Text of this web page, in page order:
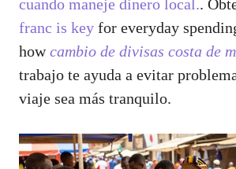
cuando maneje dinero local..
franc is key for everyday
howcambio de divisas costa de
trabajo te ayuda a evitar
viaje sea más tranquilo.